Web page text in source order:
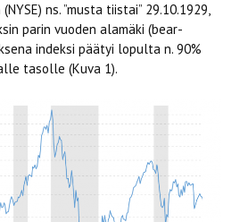
ns. ”musta tiistai” 29.10.1929,
parin vuoden alamäki (bear-
indeksi päätyi lopulta n. 90%
tasolle (Kuva 1).